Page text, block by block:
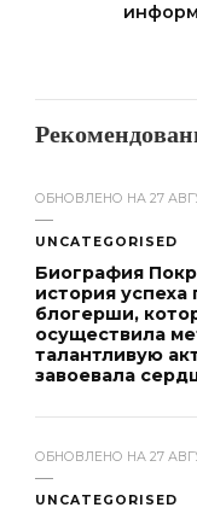
ОБНОВЛЕНО НА 27
UNCATEGORISED
Биография
история успеха
блогерши,
осуществила
талантливую
завоевала
ОБНОВЛЕНО НА 27
UNCATEGORISED